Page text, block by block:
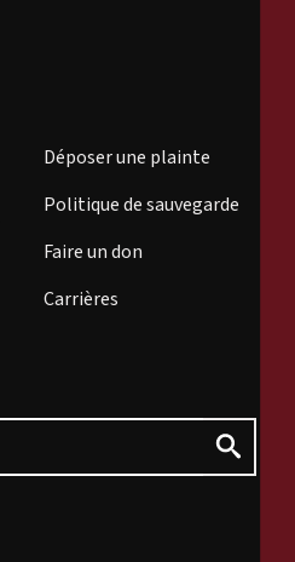
Déposer une plainte
Politique de sauvegarde
Faire un don
Carrières